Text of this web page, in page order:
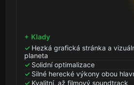
+ Klady
Hezká grafická stránka a
planeta
Solidní optimalizace
Silné herecké výkony obou
Kvalitní, až filmový soundtrack